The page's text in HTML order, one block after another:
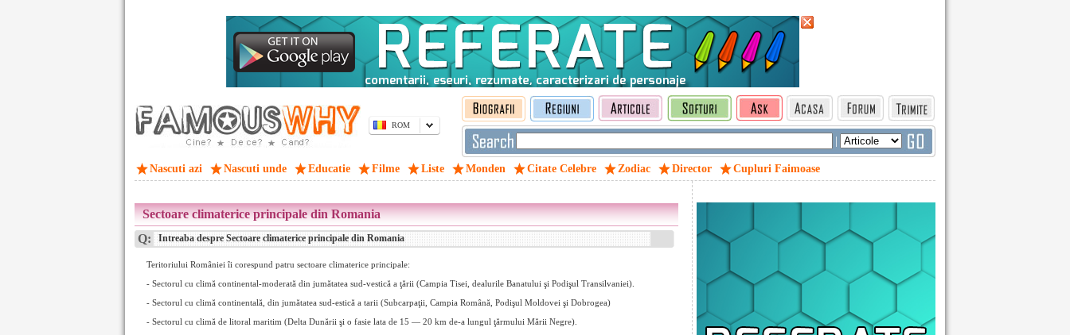
ROM
|
Nascuti azi Nascuti unde Educatie Filme Liste Monden Citate Celebre Zodiac Director Cupluri Faimoase
Sectoare climaterice principale din Romania
Q: Intreaba despre Sectoare climaterice principale din Romania
Teritoriului României îi corespund patru sectoare climaterice principale:
- Sectorul cu climă continental-moderată din jumătatea sud-vestică a ţării (Campia Tisei, dealurile Banatului şi Podişul Transilvaniei).
- Sectorul cu climă continentală, din jumătatea sud-estică a tarii (Subcarpaţii, Campia Română, Podişul Moldovei şi Dobrogea)
- Sectorul cu climă de litoral maritim (Delta Dunării şi o fasie lata de 15 — 20 km de-a lungul ţărmului Mării Negre).